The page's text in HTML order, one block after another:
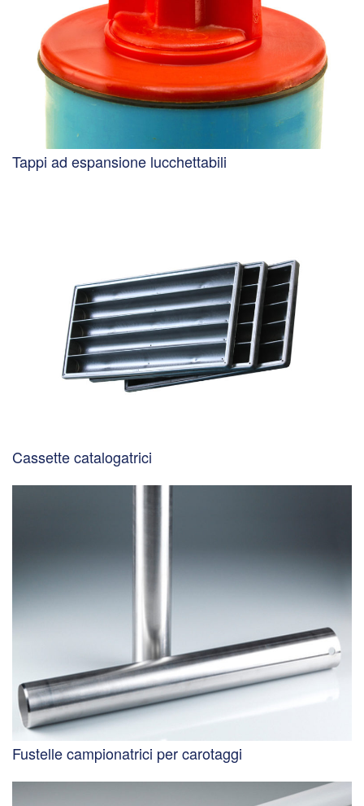
Tappi ad espansione lucchettabili
Cassette catalogatrici
Fustelle campionatrici per carotaggi